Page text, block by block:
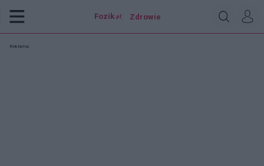
Fozik.pl Zdrowie
Reklama: